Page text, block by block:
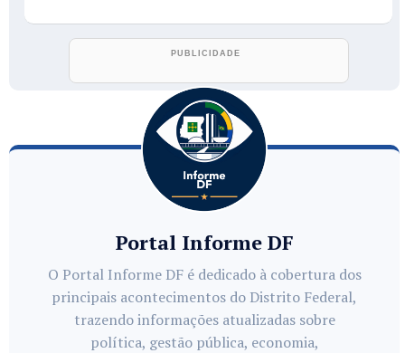
Portal Informe DF
O Portal Informe DF é dedicado à cobertura dos
principais acontecimentos do Distrito Federal,
trazendo informações atualizadas sobre
política, gestão pública, economia,